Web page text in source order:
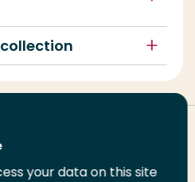
your data on this site